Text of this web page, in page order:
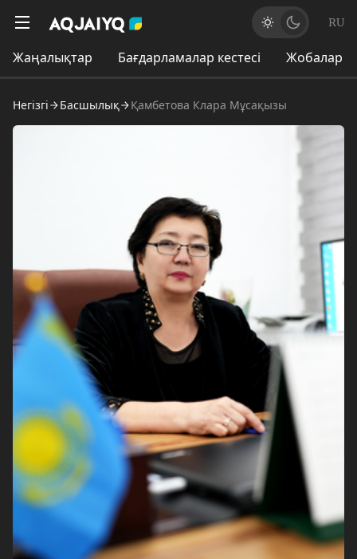
RU
Жаңалықтар Бағдарламалар кестесі Жобалар
Негізгі Басшылық Қамбетова Клара Мұсақызы